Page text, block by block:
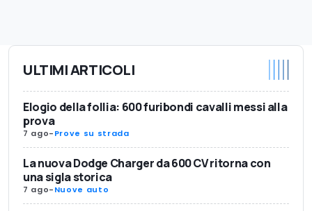
ULTIMI ARTICOLI
Elogio della follia: 600 furibondi cavalli messi alla
prova
7 ago-Prove su strada
La nuova Dodge Charger da 600 CV ritorna con
una sigla storica
7 ago-Nuove auto